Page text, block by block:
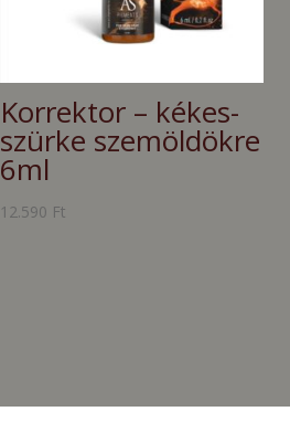
Korrektor – kékes-
szürke szemöldökre
6ml
12.590 Ft